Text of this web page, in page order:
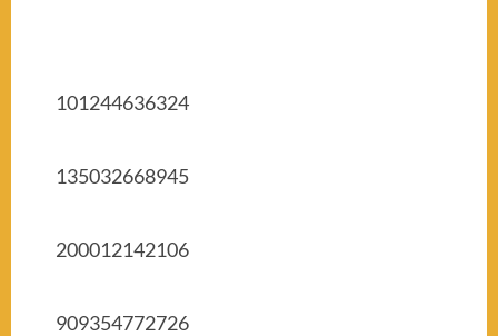
101244636324
135032668945
200012142106
909354772726